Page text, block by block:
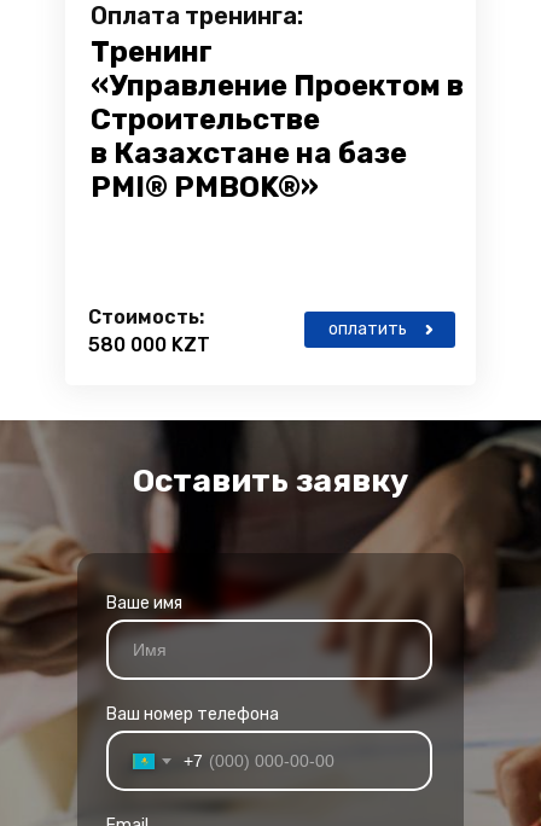
Оплата тренинга:
Тренинг
«Управление Проектом в
Строительстве
в Казахстане на базе
PMI® PMBOK®»
580 000 KZT
Стоимость:
оплатить
Ваше имя
Ваш номер телефона
+7
Оставить заявку